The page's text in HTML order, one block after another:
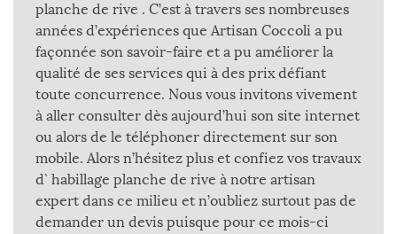
planche de rive . C’est à travers ses nombreuses
années d’expériences que Artisan Coccoli a pu
façonnée son savoir-faire et a pu améliorer la
qualité de ses services qui à des prix défiant
toute concurrence. Nous vous invitons vivement
à aller consulter dès aujourd’hui son site internet
ou alors de le téléphoner directement sur son
mobile. Alors n’hésitez plus et confiez vos travaux
d` habillage planche de rive à notre artisan
expert dans ce milieu et n’oubliez surtout pas de
demander un devis puisque pour ce mois-ci